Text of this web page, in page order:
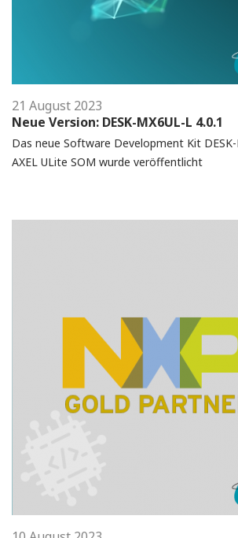
21 August 2023
Neue Version: DESK-MX6UL-L 4.0.1
Das neue Software Development Kit
AXEL ULite SOM wurde veröffentlicht